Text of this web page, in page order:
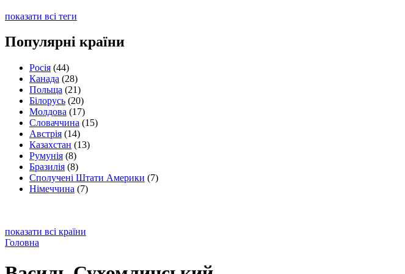
показати всі теги
Популярні країни
Росія (44)
Канада (28)
Польща (21)
Білорусь (20)
Молдова (17)
Словаччина (15)
Австрія (14)
Казахстан (13)
Румунія (8)
Бразилія (8)
Сполучені Штати Америки (7)
Німеччина (7)
показати всі країни
Головна